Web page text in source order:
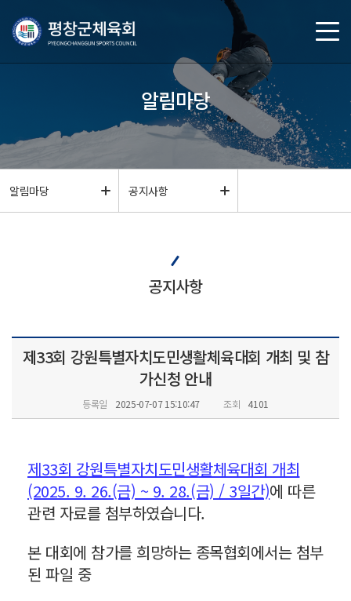
알림마당
알림마당 공지사항
공지사항
제33회 강원특별자치도민생활체육대회 개최 및 참
가신청 안내
등록일 2025-07-07 15:10:47 조회 4101
제33회 강원특별자치도민생활체육대회 개최
(2025. 9. 26.(금) ~ 9. 28.(금) / 3일간)에 따른
관련 자료를 첨부하였습니다.
본 대회에 참가를 희망하는 종목협회에서는 첨부
된 파일 중